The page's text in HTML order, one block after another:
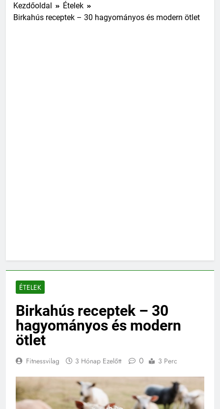
Kezdőoldal
Ételek
Birkahús receptek – 30 hagyományos és modern ötlet
ÉTELEK
Birkahús receptek – 30
hagyományos és modern
ötlet
Fitnessvilag 3 Hónap Ezelőtt 0 3 Perc